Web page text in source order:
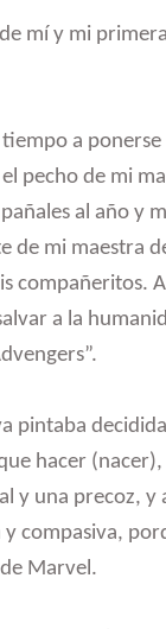
mí y mi
a ponerse
pecho de mi
al año y
de mi maestra
compañeritos.
a la
pintaba
hacer
y una precoz, y
compasiva,
Marvel.